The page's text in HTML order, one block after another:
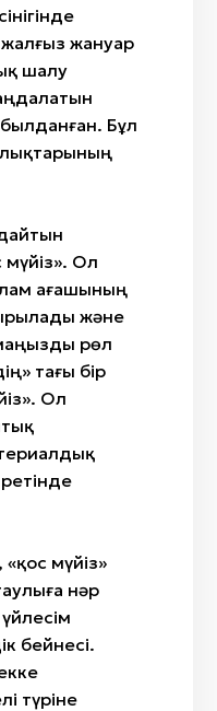
жануар
шалу
Бұл
мүйіз». Ол
ағашының
және
рөл
тағы бір
Ол
мүйіз»
нәр
бейнесі.
түріне